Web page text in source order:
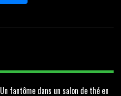
Un fantôme dans un salon de thé en